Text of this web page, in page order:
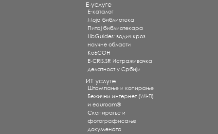
Е-услуге
Е-каталог
Моја библиотека
Питај библиотекара
LibGuides: водич кроз
научне области
КоБСОН
E-CRIS.SR Истраживачка
делатност у Србији
ИТ услуге
Штампање и копирање
Бежични интернет (Wi-Fi)
и eduroam®
Скенирање и
фотографисање
докумената